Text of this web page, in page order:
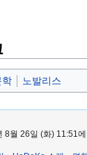
학 노발리스
8월 26일 (화) 11:51